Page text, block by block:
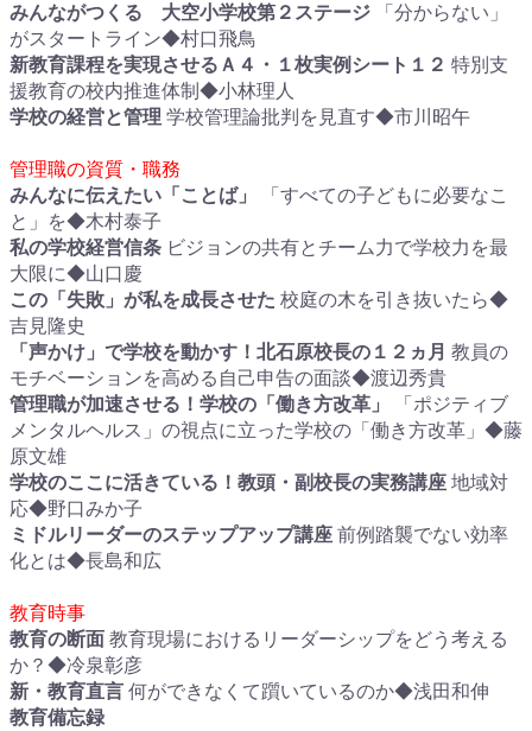
みんながつくる 大空小学校第２ステージ 「分からない」
がスタートライン◆村口飛鳥
新教育課程を実現させるＡ４・１枚実例シート１２ 特別支
援教育の校内推進体制◆小林理人
学校の経営と管理 学校管理論批判を見直す◆市川昭午
管理職の資質・職務
みんなに伝えたい「ことば」
「すべての子どもに必要なこ
と」を◆木村泰子
私の学校経営信条 ビジョンの共有とチーム力で学校力を最
大限に◆山口慶
この「失敗」が私を成長させた 校庭の木を引き抜いたら◆
吉見隆史
「声かけ」で学校を動かす！北石原校長の１２ヵ月 教員の
モチベーションを高める自己申告の面談◆渡辺秀貴
管理職が加速させる！学校の「働き方改革」
「ポジティブ
メンタルヘルス」の視点に立った学校の「働き方改革」◆藤
原文雄
学校のここに活きている！教頭・副校長の実務講座 地域対
応◆野口みか子
ミドルリーダーのステップアップ講座 前例踏襲でない効率
化とは◆長島和広
教育時事
教育の断面 教育現場におけるリーダーシップをどう考える
か？◆冷泉彰彦
新・教育直言 何ができなくて躓いているのか◆浅田和伸
教育備忘録